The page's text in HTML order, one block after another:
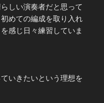
しい演奏者だと思って
めての編成を取り入れ
感じ日々練習していま
いきたいという理想を